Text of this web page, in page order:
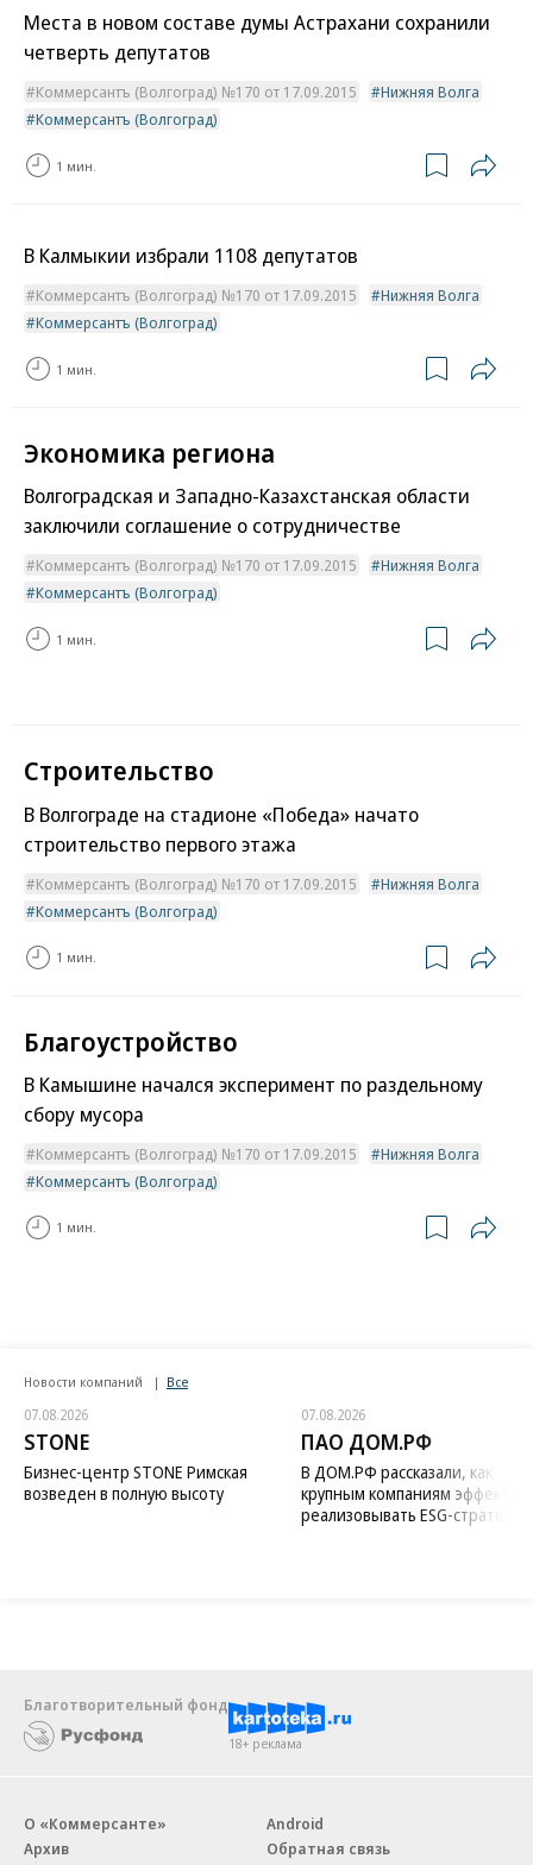
Места в новом составе думы Астрахани сохранили
четверть депутатов
Коммерсантъ (Волгоград) №170 от 17.09.2015
Нижняя Волга
Коммерсантъ (Волгоград)
1 мин.
В Калмыкии избрали 1108 депутатов
Коммерсантъ (Волгоград) №170 от 17.09.2015
Нижняя Волга
Коммерсантъ (Волгоград)
1 мин.
Экономика региона
Волгоградская и Западно-Казахстанская области
заключили соглашение о сотрудничестве
Коммерсантъ (Волгоград) №170 от 17.09.2015
Нижняя Волга
Коммерсантъ (Волгоград)
1 мин.
Строительство
В Волгограде на стадионе «Победа» начато
строительство первого этажа
Коммерсантъ (Волгоград) №170 от 17.09.2015
Нижняя Волга
Коммерсантъ (Волгоград)
1 мин.
Благоустройство
В Камышине начался эксперимент по раздельному
сбору мусора
Коммерсантъ (Волгоград) №170 от 17.09.2015
Нижняя Волга
Коммерсантъ (Волгоград)
1 мин.
Новости компаний Все
07.08.2026
STONE
Бизнес-центр STONE Римская
возведен в полную высоту
07.08.2026
ПАО ДОМ.РФ
В ДОМ.РФ рассказали, как
крупным компаниям
реализовывать ESG-стратегию
Благотворительный фонд
18+ реклама
О «Коммерсанте»
Архив
Android
Обратная связь